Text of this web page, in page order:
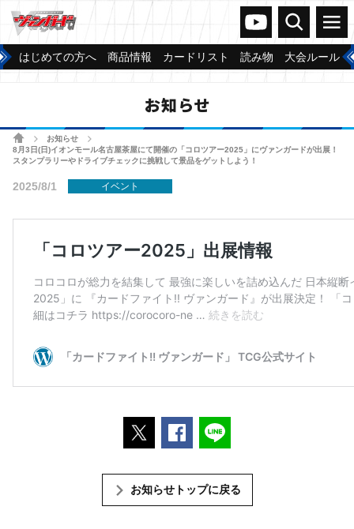
ヴァンガードch
検索 メニュー
はじめての方へ 商品情報 カードリスト 読み物 大会ルール
お知らせ
ホームお知らせ
8月3日(日)イオンモール名古屋茶屋にて開催の「コロツアー2025」にヴァンガードが出展！
スタンプラリーやドライブチェックに挑戦して景品をゲットしよう！
2025/8/1 イベント
ポストするFacebookでシェアする
お知らせトップに戻る